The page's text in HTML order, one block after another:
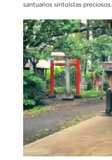
santuarios sintoístas preciosos.